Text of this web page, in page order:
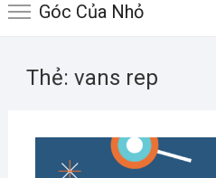
Góc Của Nhỏ
Thẻ: vans rep